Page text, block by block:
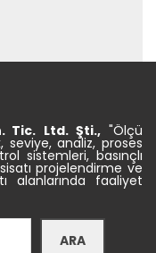
Tic. Ltd. Şti., "Ölçü
seviye, analiz, proses
sistemleri, basınçlı
projelendirme ve
alanlarında faaliyet
ARA